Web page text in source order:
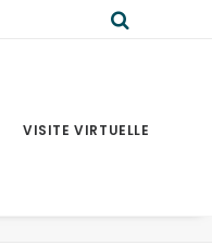
VISITE VIRTUELLE